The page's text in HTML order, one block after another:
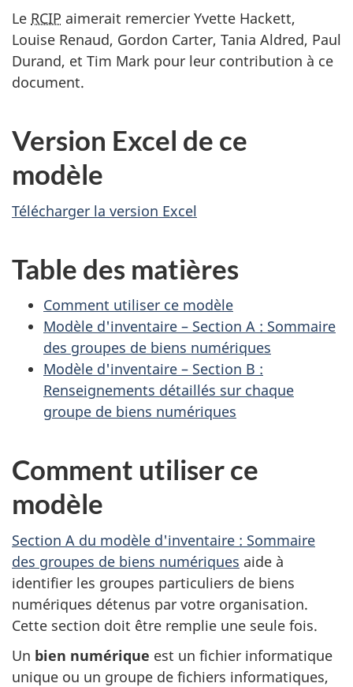
Le RCIP aimerait remercier Yvette Hackett,
Louise Renaud, Gordon Carter, Tania Aldred, Paul
Durand, et Tim Mark pour leur contribution à ce
document.
Version Excel de ce
modèle
Télécharger la version Excel
Table des matières
Comment utiliser ce modèle
Modèle d'inventaire – Section A : Sommaire
des groupes de biens numériques
Modèle d'inventaire – Section B :
Renseignements détaillés sur chaque
groupe de biens numériques
Comment utiliser ce
modèle
Section A du modèle d'inventaire : Sommaire
des groupes de biens numériques aide à
identifier les groupes particuliers de biens
numériques détenus par votre organisation.
Cette section doit être remplie une seule fois.
Un bien numérique est un fichier informatique
unique ou un groupe de fichiers informatiques,